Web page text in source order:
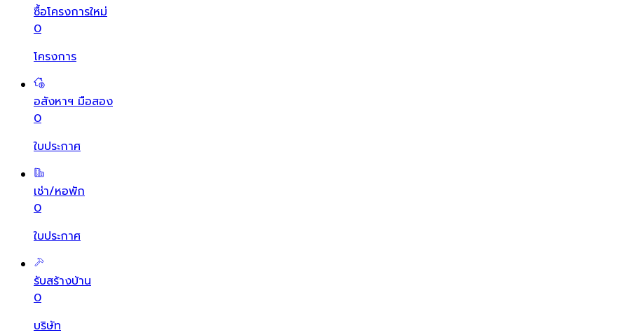
ซื้อโครงการใหม่
0
โครงการ
อสังหาฯ มือสอง
0
ใบประกาศ
เช่า/หอพัก
0
ใบประกาศ
รับสร้างบ้าน
0
บริษัท